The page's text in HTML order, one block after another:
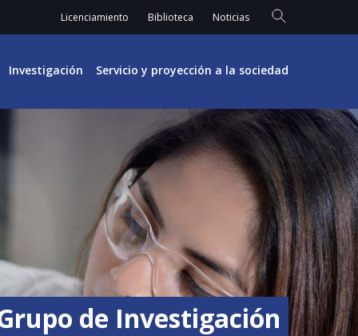
Licenciamiento Biblioteca Noticias
Investigación Servicio y proyección a la sociedad
de Investigación